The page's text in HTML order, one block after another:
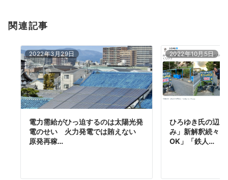
関連記事
2022年3月29日
電力需給がひっ迫するのは太陽光発
電のせい 火力発電では賄えない
原発再稼…
2022年10月5日
ひろゆき氏の辺
み」新解釈続々
OK」「鉄人…